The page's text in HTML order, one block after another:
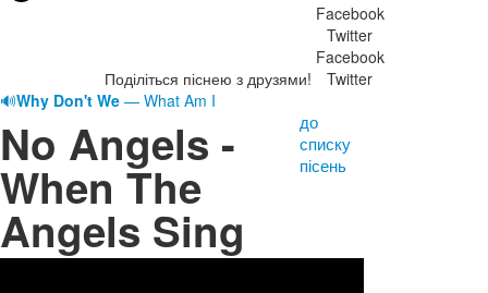
Поділіться піснею з друзями!
Facebook
Twitter
Facebook
Twitter
🔊Why Don't We — What Am I
No Angels -
When The
Angels Sing
до
списку
пісень